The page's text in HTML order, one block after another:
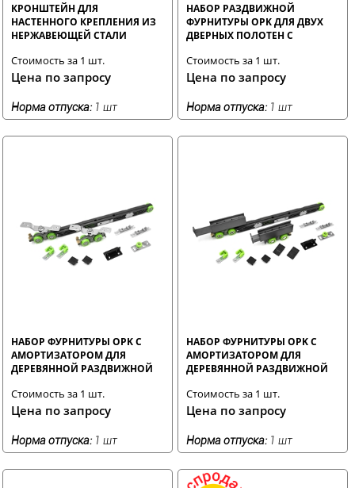
КРОНШТЕЙН ДЛЯ
НАСТЕННОГО КРЕПЛЕНИЯ ИЗ
НЕРЖАВЕЮЩЕЙ СТАЛИ
Стоимость за 1 шт.
Цена по запросу
Норма отпуска: 1 шт
НАБОР РАЗДВИЖНОЙ
ФУРНИТУРЫ OPK ДЛЯ ДВУХ
ДВЕРНЫХ ПОЛОТЕН С
ОТКРЫВАНИЯ SOFT
Стоимость за 1 шт.
Цена по запросу
Норма отпуска: 1 шт
НАБОР ФУРНИТУРЫ OPK С
АМОРТИЗАТОРОМ ДЛЯ
ДЕРЕВЯННОЙ РАЗДВИЖНОЙ
Стоимость за 1 шт.
Цена по запросу
Норма отпуска: 1 шт
НАБОР ФУРНИТУРЫ OPK С
АМОРТИЗАТОРОМ ДЛЯ
ДЕРЕВЯННОЙ РАЗДВИЖНОЙ
Стоимость за 1 шт.
Цена по запросу
Норма отпуска: 1 шт